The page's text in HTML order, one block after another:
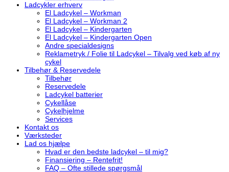
Ladcykler erhverv
El Ladcykel – Workman
El Ladcykel – Workman 2
El Ladcykel – Kindergarten
El Ladcykel – Kindergarten Open
Andre specialdesigns
Reklametryk / Folie til Ladcykel – Tilvalg ved køb af ny
cykel
Tilbehør & Reservedele
Tilbehør
Reservedele
Ladcykel batterier
Cykellåse
Cykelhjelme
Services
Kontakt os
Værksteder
Lad os hjælpe
Hvad er den bedste ladcykel – til mig?
Finansiering – Rentefrit!
FAQ – Ofte stillede spørgsmål